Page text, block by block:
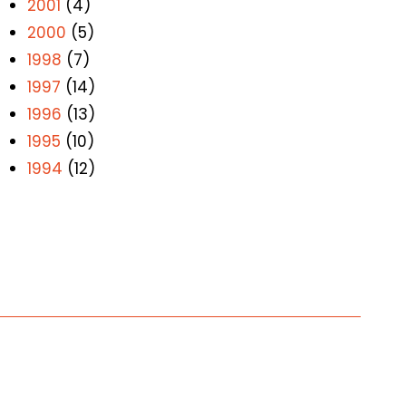
2001 (4)
2000 (5)
1998 (7)
1997 (14)
1996 (13)
1995 (10)
1994 (12)